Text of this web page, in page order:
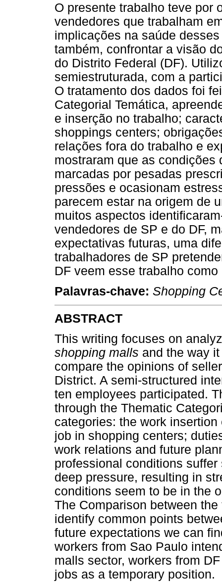
O presente trabalho teve por
vendedores que trabalham
implicações na saúde
também, confrontar a visão
do Distrito Federal (DF).
semiestruturada, com a
O tratamento dos dados foi
Categorial Temática,
e inserção no trabalho;
shoppings centers;
relações fora do trabalho e
mostraram que as
marcadas por pesadas
pressões e ocasionam
parecem estar na origem de
muitos aspectos
vendedores de SP e do DF,
expectativas futuras, uma
trabalhadores de SP
DF veem esse trabalho
Palavras-chave: Shopping
ABSTRACT
This writing focuses on
shopping malls and the way
compare the opinions of
District. A semi-structured
ten employees participated.
through the Thematic
categories: the work
job in shopping centers;
work relations and future
professional conditions
deep pressure, resulting in
conditions seem to be in the
The Comparison between
identify common points
future expectations we can
workers from Sao Paulo
malls sector, workers from
jobs as a temporary position.